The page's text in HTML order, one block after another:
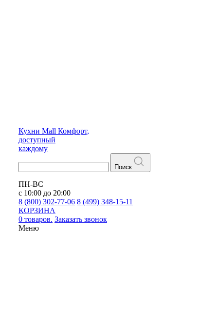
Кухни Mall Комфорт,
доступный
каждому
Поиск
ПН-ВС
с 10:00 до 20:00
8 (800) 302-77-06 8 (499) 348-15-11
КОРЗИНА
0 товаров. Заказать звонок
Меню